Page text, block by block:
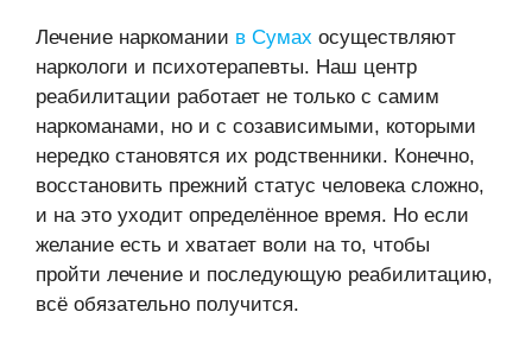
Лечение наркомании в Сумах осуществляют
наркологи и психотерапевты. Наш центр
реабилитации работает не только с самим
наркоманами, но и с созависимыми, которыми
нередко становятся их родственники. Конечно,
восстановить прежний статус человека сложно,
и на это уходит определённое время. Но если
желание есть и хватает воли на то, чтобы
пройти лечение и последующую реабилитацию,
всё обязательно получится.